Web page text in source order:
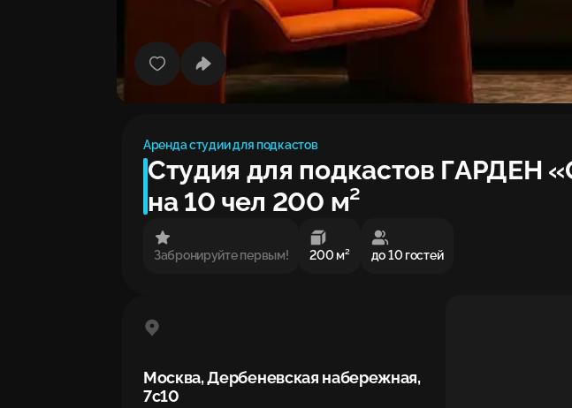
Аренда студии для подкастов
Студия для подкастов ГАРДЕН
на 10 чел 200 м²
Забронируйте первым! 200 м² до 10 гостей
Москва, Дербеневская набережная,
7с10